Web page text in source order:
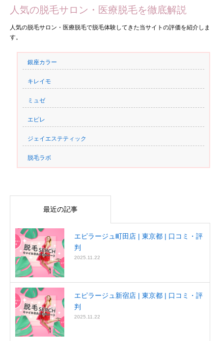
人気の脱毛サロン・医療脱毛を徹底解説
人気の脱毛サロン・医療脱毛で脱毛体験してきた当サイトの評価を紹介しま
す。
銀座カラー
キレイモ
ミュゼ
エピレ
ジェイエステティック
脱毛ラボ
最近の記事
エピラージュ町田店 | 東京都 | 口コミ・評
判
2025.11.22
エピラージュ新宿店 | 東京都 | 口コミ・評
判
2025.11.22